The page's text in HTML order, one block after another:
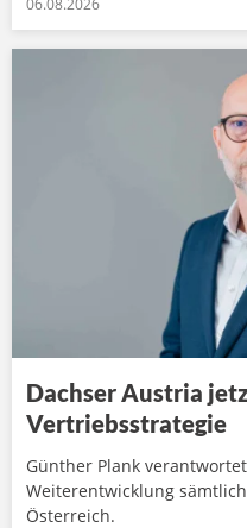
Dachser Austria
Vertriebsstrategie
Günther Plank
Weiterentwicklung
Österreich.